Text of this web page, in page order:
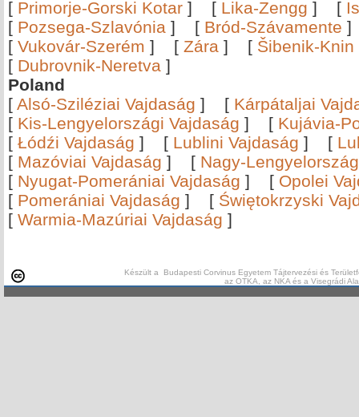
[ Primorje-Gorski Kotar ] [ Lika-Zengg ] [
[ Pozsega-Szlavónia ] [ Bród-Szávamente
[ Vukovár-Szerém ] [ Zára ] [ Šibenik-Knin
[ Dubrovnik-Neretva ]
Poland
[ Alsó-Sziléziai Vajdaság ] [ Kárpátaljai
[ Kis-Lengyelországi Vajdaság ] [ Kujávia-
[ Łódźi Vajdaság ] [ Lublini Vajdaság ] [
[ Mazóviai Vajdaság ] [ Nagy-
[ Nyugat-Pomerániai Vajdaság ] [ Opolei
[ Pomerániai Vajdaság ] [ Świętokrzyski
[ Warmia-Mazúriai Vajdaság ]
Készült a Budapesti Corvinus Egyetem Tájtervezési és
az OTKA, az NKA és a Visegrádi